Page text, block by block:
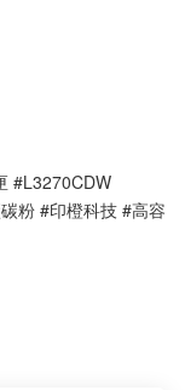
#L3270CDW
粉 #印橙科技 #高容